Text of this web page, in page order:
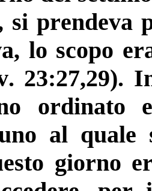
si prendeva
lo scopo
23:27,29).
ordinato
al
giorno